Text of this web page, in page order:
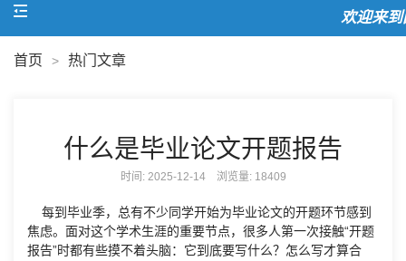
欢迎来到
首页 > 热门文章
什么是毕业论文开题报告
时间: 2025-12-14 浏览量: 18409
每到毕业季，总有不少同学开始为毕业论文的开题环节感到
焦虑。面对这个学术生涯的重要节点，很多人第一次接触“开题
报告”时都有些摸不着头脑：它到底要写什么？怎么写才算合